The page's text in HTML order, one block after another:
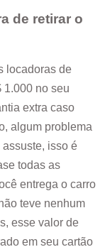
de retirar o
locadoras de
1.000 no seu
extra caso
algum problema
isso é
todas as
entrega o carro
teve nenhum
esse valor de
em seu cartão